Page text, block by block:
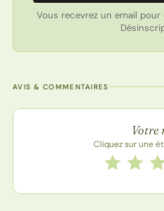
Vous recevrez un email
AVIS & COMMENTAIRES
Note de la recette
Votre
Cliquez sur une
Notez2
1 étoile